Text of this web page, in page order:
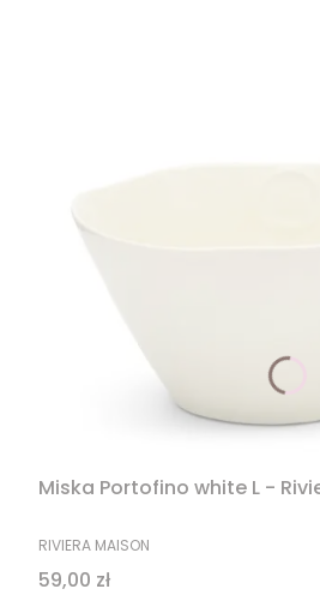
Miska Portofino white L -
PRODUCENT
RIVIERA MAISON
Cena
59,00 zł